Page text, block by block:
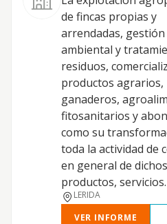
de fincas propias y
arrendadas, gestión
ambiental y
residuos,
productos agrarios,
ganaderos,
fitosanitarios y
como su
toda la actividad de
en general de dichos
productos, servicios.
LERIDA
VER INFORME